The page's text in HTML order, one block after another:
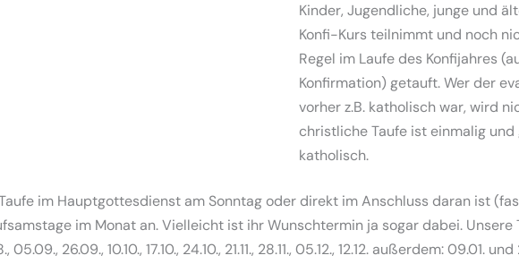
Kinder, Jugendliche, junge und
Konfi-Kurs teilnimmt und noch
Regel im Laufe des Konfijahres
Konfirmation) getauft. Wer der
vorher z.B. katholisch war, wird
christliche Taufe ist einmalig
katholisch.
im Hauptgottesdienst am Sonntag oder direkt im Anschluss daran ist
im Monat an. Vielleicht ist ihr Wunschtermin ja sogar dabei. Unsere
05.09., 26.09., 10.10., 17.10., 24.10., 21.11., 28.11., 05.12., 12.12. außerdem: 09.01.